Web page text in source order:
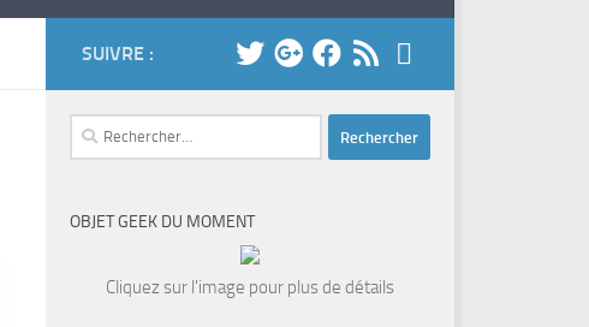
SUIVRE :
Rechercher :
OBJET GEEK DU MOMENT
Cliquez sur l'image pour plus de détails